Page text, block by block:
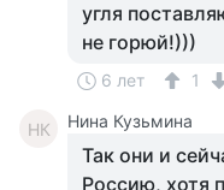
угля
не горюй!)))
6 лет 1
НК Нина Кузьмина
Так они и
Россию, хотя